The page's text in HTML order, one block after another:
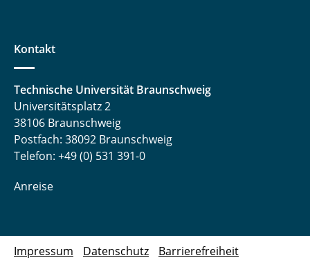
Kontakt
Technische Universität Braunschweig
Universitätsplatz 2
38106 Braunschweig
Postfach: 38092 Braunschweig
Telefon: +49 (0) 531 391-0
Anreise
Impressum Datenschutz Barrierefreiheit